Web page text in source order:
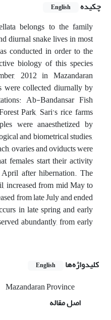
چکیده
English
belongs to the family
diurnal snake lives in most
conducted in order to the
biology of this species
2012 in Mazandaran
were collected diurnally by
Ab-Bandansar Fish
Park, Sari’s rice farms
were anaesthetized by
and biometrical studies,
ovaries and oviducts were
females start their activity
after hibernation. The
increased from mid May to
from late July and ended
in late spring and early
abundantly, from early
کلیدواژه‌ها
English
Mazandaran Province
اصل مقاله